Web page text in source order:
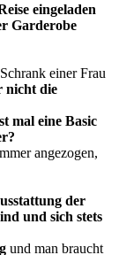
eingeladen
Garderobe
einer Frau
nicht die
mal eine Basic
angezogen,
der
und sich stets
und man braucht